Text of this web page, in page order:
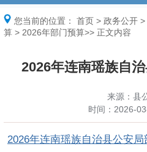
您当前的位置： 首页 > 政务公开 >
算 > 2026年部门预算>> 正文内容
2026年连南瑶族自
来源：县
时间： 2026-
2026年连南瑶族自治县公安